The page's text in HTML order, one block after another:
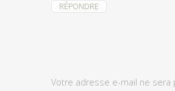
RÉPONDRE
Votre adresse e-mail ne sera